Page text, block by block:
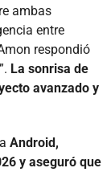
ambas
entre
respondió
La sonrisa de
avanzado y
Android,
y aseguró que